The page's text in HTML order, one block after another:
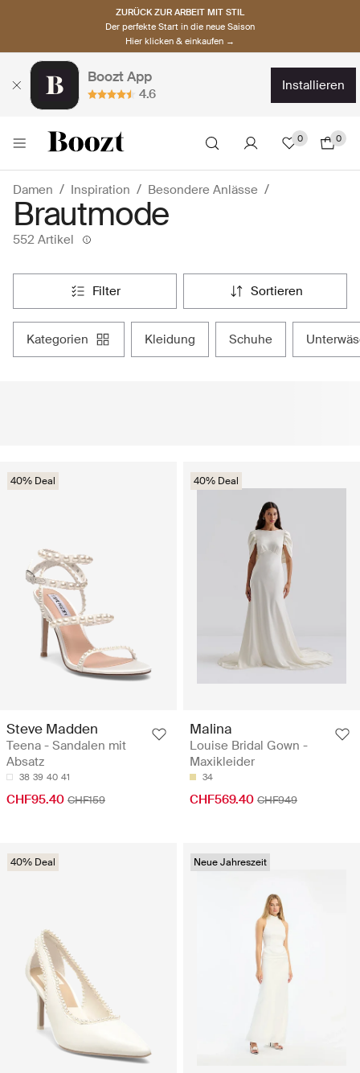
ZURÜCK ZUR ARBEIT MIT STIL
Der perfekte Start in die neue Saison
Hier klicken & einkaufen →
Boozt App
4.6
installieren
0 0
Damen Inspiration Besondere Anlässe
Brautmode
552 Artikel
filter sortieren
kategorien kleidung schuhe
40% Deal
Steve Madden
Teena - Sandalen mit
Absatz
38 39 40 41
CHF95.40 CHF159
40% Deal
Malina
Louise Bridal Gown -
Maxikleider
34
CHF569.40 CHF949
40% Deal Neue Jahreszeit